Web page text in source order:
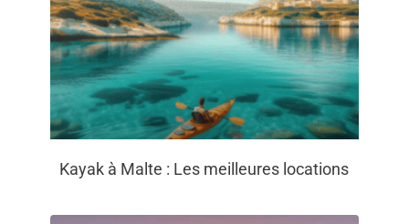
Kayak à Malte : Les meilleures locations